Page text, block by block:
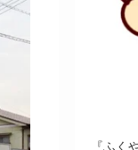
『ふく